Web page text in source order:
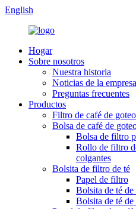
English
Hogar
Sobre nosotros
Nuestra historia
Noticias de la empresa
Preguntas frecuentes
Productos
Filtro de café de
Bolsa de café de
Bolsa de filtro
Rollo de filtro
colgantes
Bolsita de filtro de té
Papel de filtro
Bolsita de té
Bolsita de té